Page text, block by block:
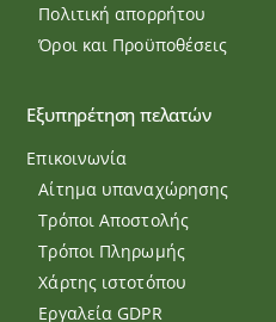
Πολιτική απορρήτου
Όροι και Προϋποθέσεις
Εξυπηρέτηση πελατών
Επικοινωνία
Αίτημα υπαναχώρησης
Τρόποι Αποστολής
Τρόποι Πληρωμής
Χάρτης ιστοτόπου
Εργαλεία GDPR